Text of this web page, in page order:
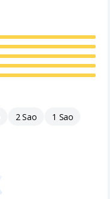
2 Sao 1 Sao